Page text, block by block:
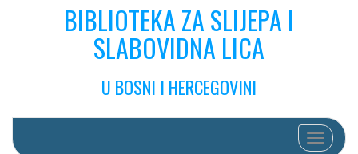
BIBLIOTEKA ZA SLIJEPA I
SLABOVIDNA LICA
U BOSNI I HERCEGOVINI
Toggle